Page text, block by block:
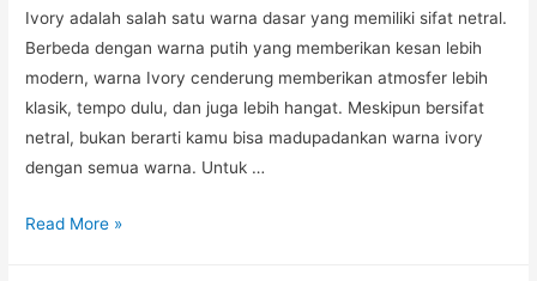
Ivory adalah salah satu warna dasar yang memiliki sifat netral.
Berbeda dengan warna putih yang memberikan kesan lebih
modern, warna Ivory cenderung memberikan atmosfer lebih
klasik, tempo dulu, dan juga lebih hangat. Meskipun bersifat
netral, bukan berarti kamu bisa madupadankan warna ivory
dengan semua warna. Untuk …
5
Read More »